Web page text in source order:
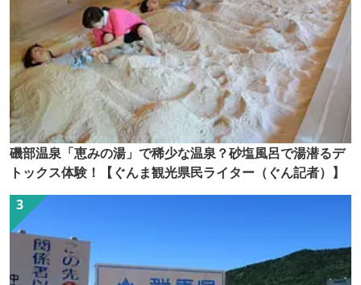
磯部温泉「恵みの湯」で稀少な温泉？砂塩風呂で湯潜るデ
トックス体験！【ぐんま観光県民ライター（ぐん記者）】